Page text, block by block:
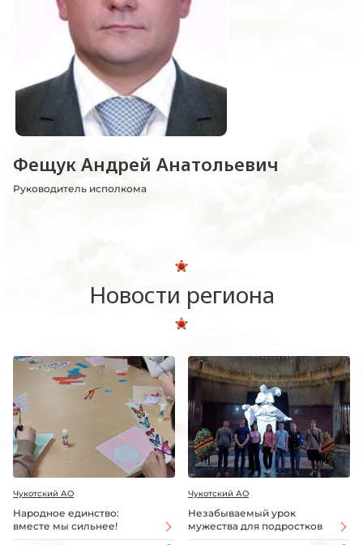
Фещук Андрей Анатольевич
Руководитель исполкома
Новости региона
Чукотский АО
Народное единство:
вместе мы сильнее!
Чукотский АО
Незабываемый урок
мужества для подростков